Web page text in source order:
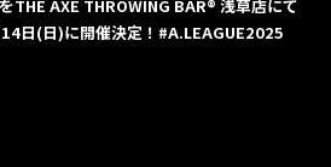
THE AXE THROWING BAR®︎ 浅草店にて
日(日)に開催決定！#A.LEAGUE2025